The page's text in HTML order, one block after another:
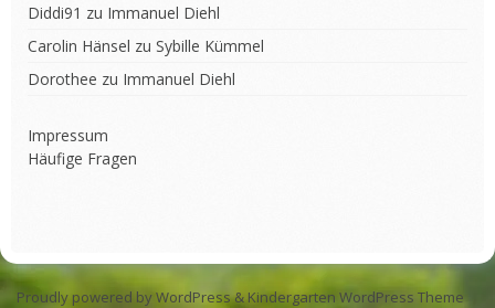
Diddi91 zu Immanuel Diehl
Carolin Hänsel zu Sybille Kümmel
Dorothee zu Immanuel Diehl
Impressum
Häufige Fragen
Proudly powered by WordPress&Kindergarten WordPress Theme